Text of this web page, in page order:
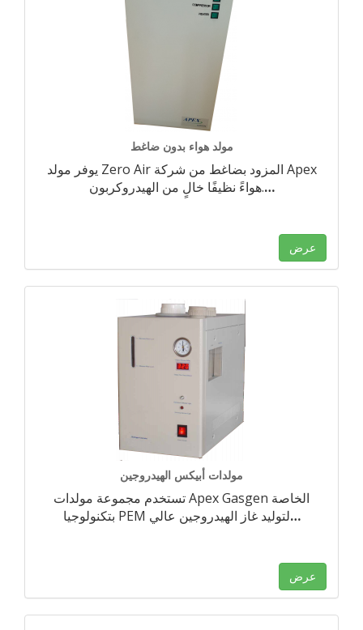
مولد هواء بدون ضاغط
يوفر مولد Zero Air المزود بضاغط من شركة Apex
هواءً نظيفًا خالٍ من الهيدروكربون.…
عرض
مولدات أبيكس الهيدروجين
تستخدم مجموعة مولدات Apex Gasgen الخاصة
بتكنولوجيا PEM لتوليد غاز الهيدروجين عالي…
عرض